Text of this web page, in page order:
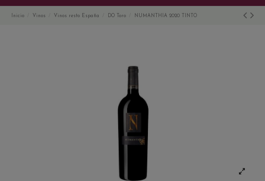
Inicio Vinos Vinos resto España DO Toro NUMANTHIA 2020 TINTO